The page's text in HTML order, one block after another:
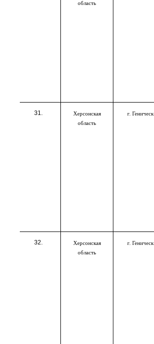
область
Херсонская
область
г. Геническ
Херсонская
область
г. Геническ